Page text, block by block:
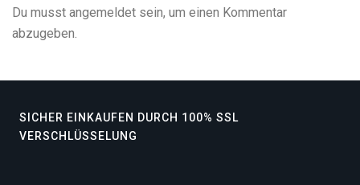
Du musst angemeldet sein, um einen Kommentar
abzugeben.
SICHER EINKAUFEN DURCH 100% SSL
VERSCHLÜSSELUNG